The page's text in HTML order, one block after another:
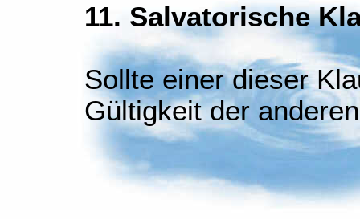
11. Salvatorische
Sollte einer dieser
Gültigkeit der